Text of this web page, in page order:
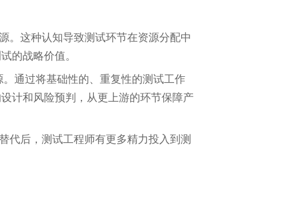
这种认知导致测试环节在资源分配中
的战略价值。
通过将基础性的、重复性的测试工作
计和风险预判，从更上游的环节保障产
代后，测试工程师有更多精力投入到测